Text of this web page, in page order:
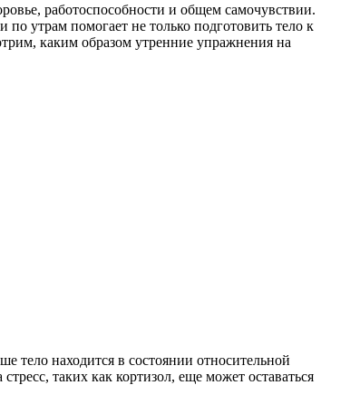
работоспособности и общем самочувствии.
утрам помогает не только подготовить тело к
каким образом утренние упражнения на
находится в состоянии относительной
таких как кортизол, еще может оставаться